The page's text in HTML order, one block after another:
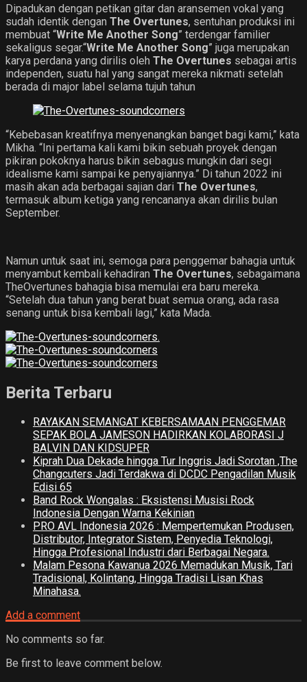
Dipadukan dengan petikan gitar dan aransemen vokal yang
sudah identik dengan The Overtunes, sentuhan produksi ini
membuat “Write Me Another Song” terdengar familier
sekaligus segar.“Write Me Another Song” juga merupakan
karya perdana yang dirilis oleh The Overtunes sebagai artis
independen, suatu hal yang sangat mereka nikmati setelah
berada di major label selama tujuh tahun
“Kebebasan kreatifnya menyenangkan banget bagi kami,” kata
Mikha. “Ini pertama kali kami bikin sebuah proyek dengan
pikiran pokoknya harus bikin sebagus mungkin dari segi
idealisme kami sampai ke penyajiannya.” Di tahun 2022 ini
masih akan ada berbagai sajian dari The Overtunes,
termasuk album ketiga yang rencananya akan dirilis bulan
September.
Namun untuk saat ini, semoga para penggemar bahagia untuk
menyambut kembali kehadiran The Overtunes, sebagaimana
TheOvertunes bahagia bisa memulai era baru mereka.
“Setelah dua tahun yang berat buat semua orang, ada rasa
senang untuk bisa kembali lagi,” kata Mada.
Berita Terbaru
RAYAKAN SEMANGAT KEBERSAMAAN PENGGEMAR
SEPAK BOLA JAMESON HADIRKAN KOLABORASI J
BALVIN DAN KIDSUPER
Kiprah Dua Dekade hingga Tur Inggris Jadi Sorotan ,The
Changcuters Jadi Terdakwa di DCDC Pengadilan Musik
Edisi 65
Band Rock Wongalas : Eksistensi Musisi Rock
Indonesia Dengan Warna Kekinian
PRO AVL Indonesia 2026 : Mempertemukan Produsen,
Distributor, Integrator Sistem, Penyedia Teknologi,
Hingga Profesional Industri dari Berbagai Negara.
Malam Pesona Kawanua 2026 Memadukan Musik, Tari
Tradisional, Kolintang, Hingga Tradisi Lisan Khas
Minahasa.
Add a comment
No comments so far.
Be first to leave comment below.